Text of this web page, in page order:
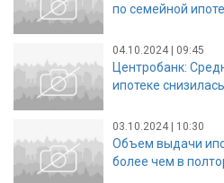
по семейной
04.10.2024 | 09:45
Центробанк:
ипотеке
03.10.2024 | 10:30
Объем выдачи
более чем в